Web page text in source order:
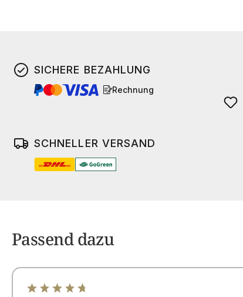
SICHERE BEZAHLUNG
Rechnung
SCHNELLER VERSAND
Passend dazu